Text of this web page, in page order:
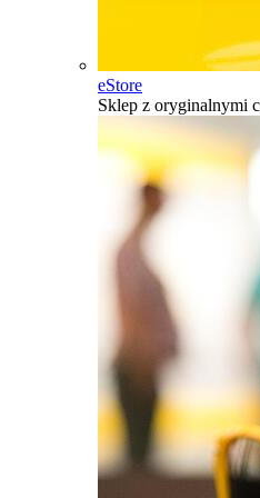
eStore
Sklep z oryginalnymi